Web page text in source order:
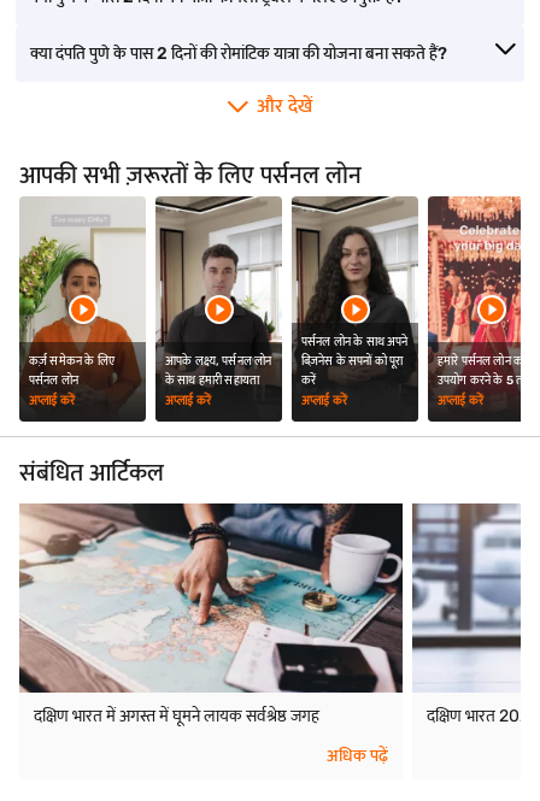
क्या दंपति पुणे के पास 2 दिनों की रोमांटिक यात्रा की योजना बना सकते हैं?
और देखें
आपकी सभी ज़रूरतों के लिए पर्सनल लोन
कर्ज़ समेकन के लिए
पर्सनल लोन
अप्लाई करें
आपके लक्ष्य, पर्सनल लोन
के साथ हमारी सहायता
अप्लाई करें
पर्सनल लोन के साथ अपने
बिज़नेस के सपनों को पूरा
करें
अप्लाई करें
हमारे पर्सनल लोन का
उपयोग करने के 5 तरीके
अप्लाई करें
संबंधित आर्टिकल
दक्षिण भारत में अगस्त में घूमने लायक सर्वश्रेष्ठ जगह
अधिक पढ़ें
दक्षिण भारत